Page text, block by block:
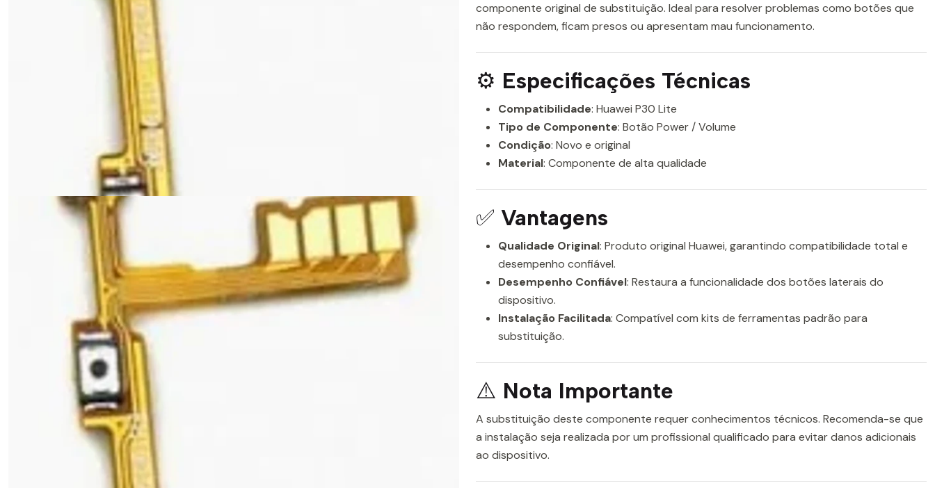
componente original de substituição. Ideal para resolver problemas como botões que
não respondem, ficam presos ou apresentam mau funcionamento.
⚙️ Especificações Técnicas
Compatibilidade: Huawei P30 Lite
Tipo de Componente: Botão Power / Volume
Condição: Novo e original
Material: Componente de alta qualidade
✅ Vantagens
Qualidade Original: Produto original Huawei, garantindo compatibilidade total e
desempenho confiável.
Desempenho Confiável: Restaura a funcionalidade dos botões laterais do
dispositivo.
Instalação Facilitada: Compatível com kits de ferramentas padrão para
substituição.
⚠️ Nota Importante
A substituição deste componente requer conhecimentos técnicos. Recomenda-se que
a instalação seja realizada por um profissional qualificado para evitar danos adicionais
ao dispositivo.